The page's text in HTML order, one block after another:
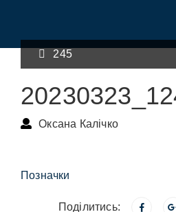
245
Оксана Калічко
Позначки
Поділитись: